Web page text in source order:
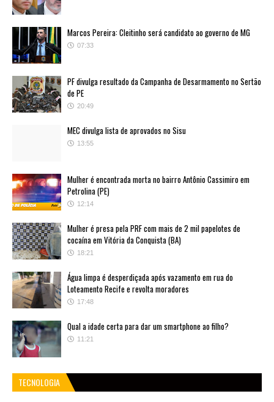
Marcos Pereira: Cleitinho será candidato ao governo de MG
07:33
PF divulga resultado da Campanha de Desarmamento no Sertão
de PE
20:49
MEC divulga lista de aprovados no Sisu
13:55
Mulher é encontrada morta no bairro Antônio Cassimiro em
Petrolina (PE)
12:14
Mulher é presa pela PRF com mais de 2 mil papelotes de
cocaína em Vitória da Conquista (BA)
18:21
Água limpa é desperdiçada após vazamento em rua do
Loteamento Recife e revolta moradores
17:48
Qual a idade certa para dar um smartphone ao filho?
11:21
TECNOLOGIA